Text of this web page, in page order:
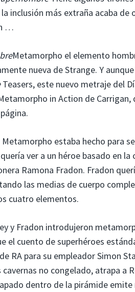
la inclusión más extraña acaba
…
Metamorpho el elemento
nueva de Strange. Y
Teasers, este nuevo metraje del
in Action de Carrigan,
estaba hecho para
ver a un héroe basado en
Ramona Fradon. Fradon
las medias de cuerpo
cuatro elementos.
y Fradon introdujeron
el cuento de superhéroes
RA para su empleador Simon
no congelado, atrapa a
dentro de la pirámide